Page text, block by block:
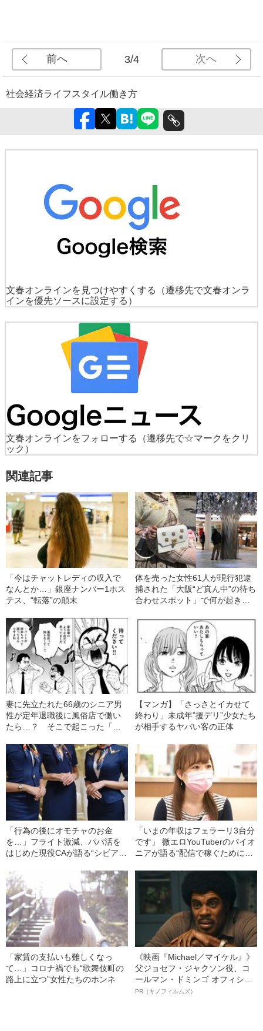
前へ 3/4 次へ
社会経済ライフスタイル働き方
文春オンラインを見つけやすくする
（遷移先で文春オンラ
インを優先ソースに設定する）
文春オンラインをフォローする
（遷移先で☆マークをクリ
ック）
関連記事
「今はチャットレディの収入で
なんとか…」銀座ナンバー1ホス
テス、“転落”の顛末
体を売った女性61人が現行犯逮
捕された「大阪“ど真ん中”の待ち
合わせスポット」で何が起きて
妻に先立たれた66歳のシニア男
性が定年退職後に風俗店で働い
たら…？ そこで起こった「意
【マンガ】「さっさとイカせて
終わり」未成年”援デリ”少女たち
が相手するヤバい客の正体
「行為の後にオモチャのお金
を…」フライト激減、パパ活を
はじめた現役CAが語る“シビア
「いまの年収はフェラーリ3台分
です」 微エロYouTuberのパイオ
ニアが語る“配信で稼ぐために最
「家賃の支払いも難しくなっ
て…」コロナ禍でも“歌舞伎町の
路上に立つ”女性たちのホンネ
《映画『Michael／マイケル』》
父ジョセフ・ジャクソン役、コ
ールマン・ドミンゴ オフィシャ
ルインタビュー“観客を魅了した
PR（キノフィルムズ）